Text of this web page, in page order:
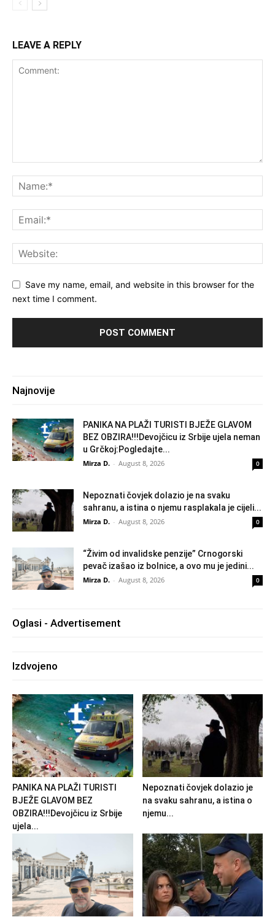
LEAVE A REPLY
Save my name, email, and website in this browser for the
next time I comment.
Najnovije
PANIKA NA PLAŽI TURISTI BJEŽE GLAVOM
BEZ OBZIRA!!!Devojčicu iz Srbije ujela neman
u Grčkoj:Pogledajte...
Mirza D. - August 8, 2026 0
Nepoznati čovjek dolazio je na svaku
sahranu, a istina o njemu rasplakala je cijeli...
Mirza D. - August 8, 2026 0
“Živim od invalidske penzije” Crnogorski
pevač izašao iz bolnice, a ovo mu je jedini...
Mirza D. - August 8, 2026 0
Oglasi - Advertisement
Izdvojeno
PANIKA NA PLAŽI TURISTI
BJEŽE GLAVOM BEZ
OBZIRA!!!Devojčicu iz Srbije
ujela...
Nepoznati čovjek dolazio je
na svaku sahranu, a istina o
njemu...